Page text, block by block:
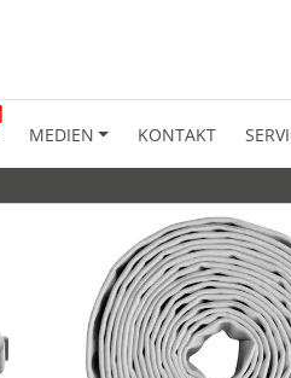
MEDIEN KONTAKT